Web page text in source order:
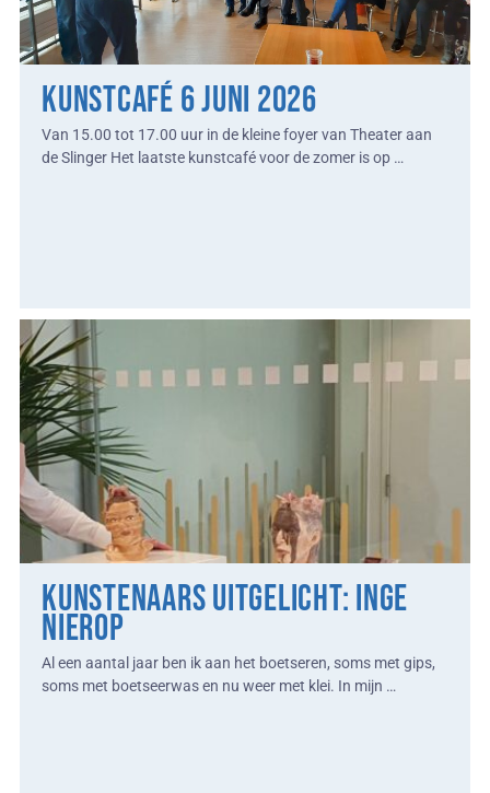
Kunstcafé 6 juni 2026
Van 15.00 tot 17.00 uur in de kleine foyer van Theater aan
de Slinger Het laatste kunstcafé voor de zomer is op …
Kunstenaars Uitgelicht: Inge
Nierop
Al een aantal jaar ben ik aan het boetseren, soms met gips,
soms met boetseerwas en nu weer met klei. In mijn …